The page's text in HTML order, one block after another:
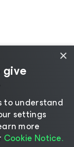
Bildirimi
Politikası
×
to understand
settings
more
Cookie Notice.